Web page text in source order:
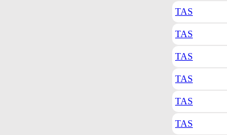
TAS
TAS
TAS
TAS
TAS
TAS